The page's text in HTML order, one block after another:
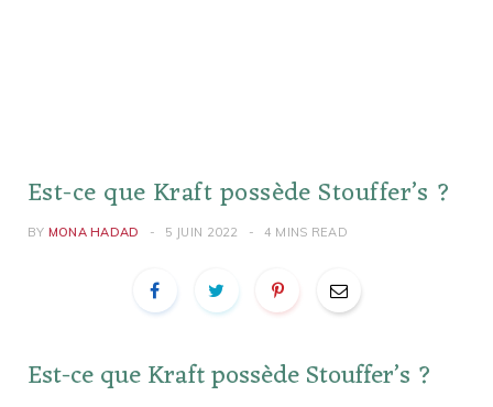
Est-ce que Kraft possède Stouffer’s ?
BY MONA HADAD 5 JUIN 2022 4 MINS READ
Est-ce que Kraft possède Stouffer’s ?